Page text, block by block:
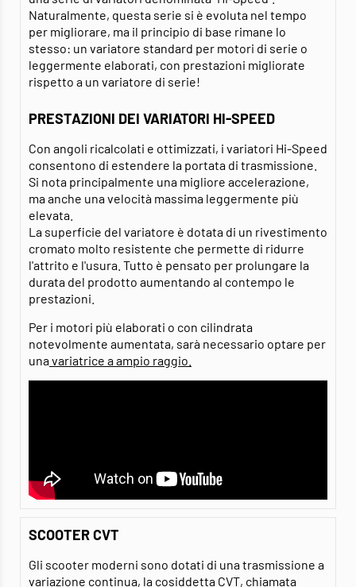
Naturalmente, questa serie si è evoluta nel tempo
per migliorare, ma il principio di base rimane lo
stesso: un variatore standard per motori di serie o
leggermente elaborati, con prestazioni migliorate
rispetto a un variatore di serie!
PRESTAZIONI DEI VARIATORI HI-SPEED
Con angoli ricalcolati e ottimizzati, i variatori Hi-Speed
consentono di estendere la portata di trasmissione.
Si nota principalmente una migliore accelerazione,
ma anche una velocità massima leggermente più
elevata.
La superficie del variatore è dotata di un rivestimento
cromato molto resistente che permette di ridurre
l'attrito e l'usura. Tutto è pensato per prolungare la
durata del prodotto aumentando al contempo le
prestazioni.
Per i motori più elaborati o con cilindrata
notevolmente aumentata, sarà necessario optare per
unavariatrice a ampio raggio.
SCOOTER CVT
Gli scooter moderni sono dotati di una trasmissione a
variazione continua, la cosiddetta CVT, chiamata